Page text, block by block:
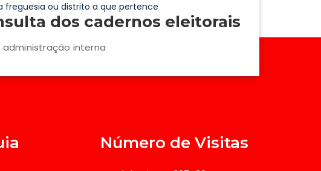
freguesia ou distrito a que pertence
dos cadernos eleitorais
administração interna
Número de Visitas